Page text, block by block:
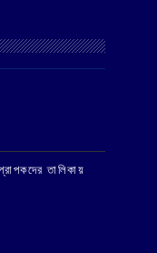
তালিকায়